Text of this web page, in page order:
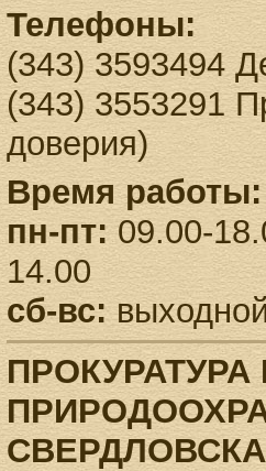
Телефоны:
(343) 3593494
(343) 3553291
доверия)
Время работы:
пн-пт:09.00-
14.00
сб-вс: